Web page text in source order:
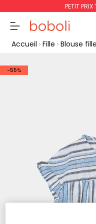
PETIT
Accueil Fille Blouse
-55%